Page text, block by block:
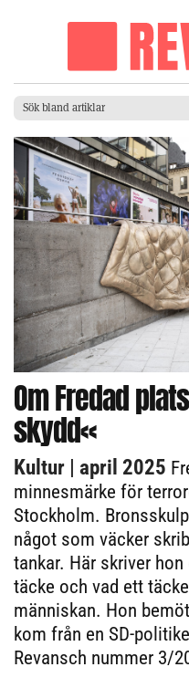
Om Fredad
skydd«
Kultur | april 2025
minnesmärke för
Stockholm.
något som väcker
tankar. Här skriver
täcke och vad ett
människan. Hon
kom från en SD-
Revansch nummer 3/